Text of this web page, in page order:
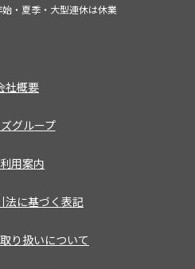
・夏季・大型連休は休業
社概要
グループ
用案内
法に基づく表記
り扱いについて